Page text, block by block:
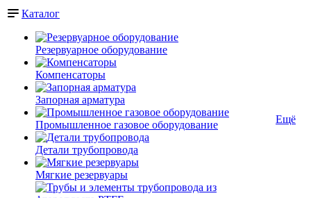
Каталог
Резервуарное оборудование
Компенсаторы
Запорная арматура
Промышленное газовое оборудование
Детали трубопровода
Мягкие резервуары
Ещё